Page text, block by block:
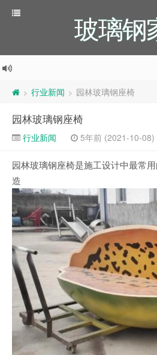
玻璃钢
> 行业新闻 > 园林玻璃钢座椅
园林玻璃钢座椅
行业新闻 5年前 (2021-10-08)
园林玻璃钢座椅是施工设计中最常
造